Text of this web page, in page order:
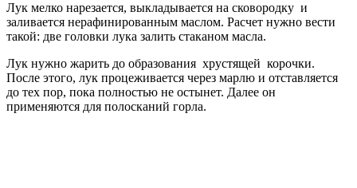
Лук мелко нарезается, выкладывается на сковородку и
заливается нерафинированным маслом. Расчет нужно вести
такой: две головки лука залить стаканом масла.
Лук нужно жарить до образования хрустящей корочки.
После этого, лук процеживается через марлю и отставляется
до тех пор, пока полностью не остынет. Далее он
применяются для полосканий горла.